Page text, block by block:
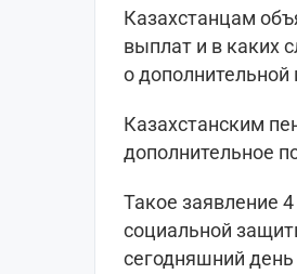
Казахстанцам
выплат и в каких
о дополнительной
Казахстанским
дополнительное
Такое заявление
социальной
сегодняшний